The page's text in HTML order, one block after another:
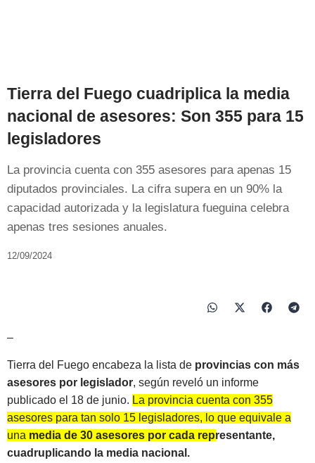
Tierra del Fuego cuadriplica la media
nacional de asesores: Son 355 para 15
legisladores
La provincia cuenta con 355 asesores para apenas 15
diputados provinciales. La cifra supera en un 90% la
capacidad autorizada y la legislatura fueguina celebra
apenas tres sesiones anuales.
12/09/2024
–
Tierra del Fuego encabeza la lista de provincias con más
asesores por legislador, según reveló un informe
publicado el 18 de junio. La provincia cuenta con 355
asesores para tan solo 15 legisladores, lo que equivale a
una media de 30 asesores por cada representante,
cuadruplicando la media nacional.